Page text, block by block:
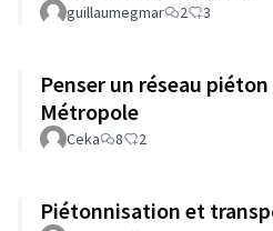
guillaumegmar 2 3
Penser un réseau piéton
Métropole
Ceka 8 2
Piétonnisation et